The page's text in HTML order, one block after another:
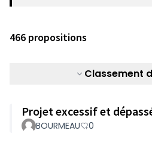
466 propositions
Classement
Projet excessif et
BOURMEAU 0